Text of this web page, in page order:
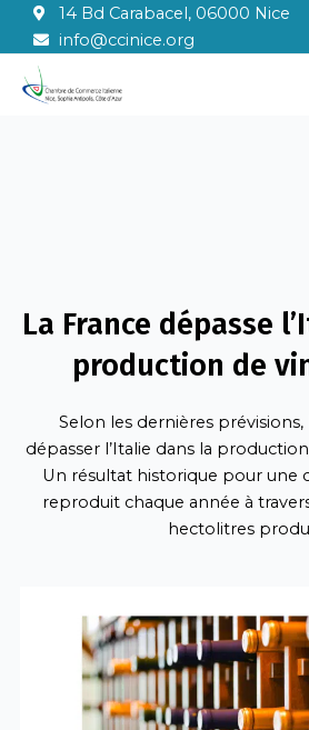
contenu
14 Bd Carabacel, 06000 Nice
info@ccinice.org
La France dépasse
production de
Selon les dernières prévisions,
dépasser l’Italie dans la
Un résultat historique pour une
reproduit chaque année à
hectolitres